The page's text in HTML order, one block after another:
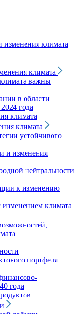
изменения климата
климата
важны
в области
года
климата
климата
устойчивого
и изменения
нейтральности
к изменению
климата
портфеля
года